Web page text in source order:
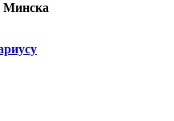
Минска